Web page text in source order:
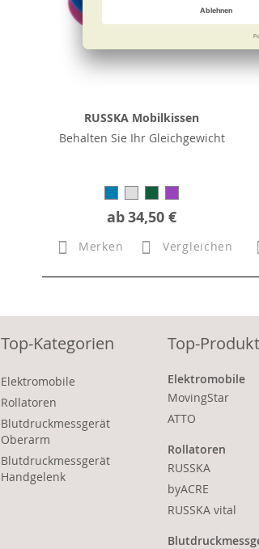
RUSSKA Mobilkissen
Behalten Sie Ihr Gleichgewicht
ab34,50 €
Merken Vergleichen
Top-Kategorien
Elektromobile
Rollatoren
Blutdruckmessgerät
Oberarm
Blutdruckmessgerät
Handgelenk
Top-
Elektromobile
MovingStar
ATTO
Rollatoren
RUSSKA
byACRE
RUSSKA vital